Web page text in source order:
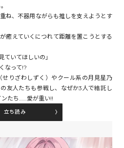
ックパルフェ
ミックエッセイ
閉じる
ね、不器用ながらも推しを支えようとす
癒えていくにつれて距離を置こうとする
ていてほしいの」
くなって!?
りざわしずく）やクール系の月見星乃
友人たちも参戦し、なぜか3人で結託し
たち……愛が重い!!
立ち読み